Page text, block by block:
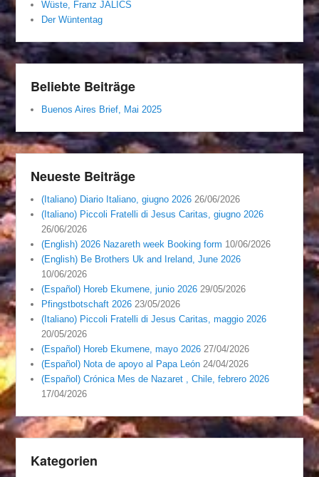
Wüste, Franz JALICS
Der Wüntentag
Beliebte Beiträge
Buenos Aires Brief, Mai 2025
Neueste Beiträge
(Italiano) Diario Italiano, giugno 2026 26/06/2026
(Italiano) Piccoli Fratelli di Jesus Caritas, giugno 2026
26/06/2026
(English) 2026 Nazareth week Booking form 10/06/2026
(English) Be Brothers Uk and Ireland, June 2026
10/06/2026
(Español) Horeb Ekumene, junio 2026 29/05/2026
Pfingstbotschaft 2026 23/05/2026
(Italiano) Piccoli Fratelli di Jesus Caritas, maggio 2026
20/05/2026
(Español) Horeb Ekumene, mayo 2026 27/04/2026
(Español) Nota de apoyo al Papa León 24/04/2026
(Español) Crónica Mes de Nazaret , Chile, febrero 2026
17/04/2026
Kategorien